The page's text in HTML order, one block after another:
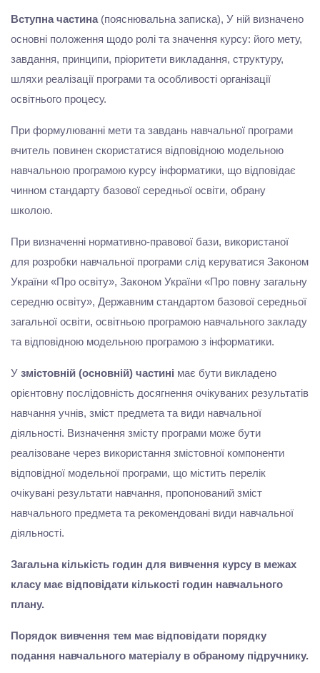
Вступна частина(пояснювальна записка), У ній визначено
основні положення щодо ролі та значення курсу: його мету,
завдання, принципи, пріоритети викладання, структуру,
шляхи реалізації програми та особливості організації
освітнього процесу.
При формулюванні мети та завдань навчальної програми
вчитель повинен скористатися відповідною модельною
навчальною програмою курсу інформатики, що відповідає
чинном стандарту базової середньої освіти, обрану
школою.
При визначенні нормативно-правової бази, використаної
для розробки навчальної програми слід керуватися Законом
України «Про освіту», Законом України «Про повну загальну
середню освіту», Державним стандартом базової середньої
загальної освіти, освітньою програмою навчального закладу
та відповідною модельною програмою з інформатики.
У змістовній (основній) частині має бути викладено
орієнтовну послідовність досягнення очікуваних результатів
навчання учнів, зміст предмета та види навчальної
діяльності. Визначення змісту програми може бути
реалізоване через використання змістовної компоненти
відповідної модельної програми, що містить перелік
очікувані результати навчання, пропонований зміст
навчального предмета та рекомендовані види навчальної
діяльності.
Загальна кількість годин для вивчення курсу в межах
класу має відповідати кількості годин навчального
плану.
Порядок вивчення тем має відповідати порядку
подання навчального матеріалу в обраному підручнику.